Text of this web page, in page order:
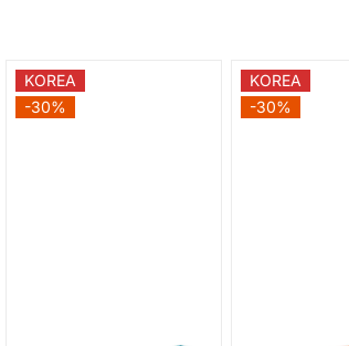
KOREA
-30%
KOREA
-30%